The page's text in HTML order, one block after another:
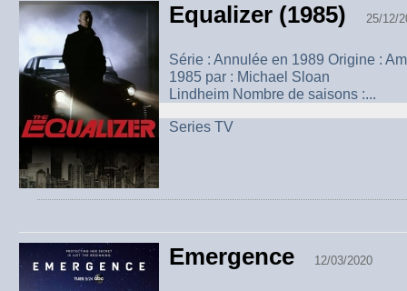
Equalizer (1985) 25/12/
Série : Annulée en 1989 Origine :
1985 par : Michael
Lindheim Nombre de saisons :...
Series TV
Emergence 12/03/2020